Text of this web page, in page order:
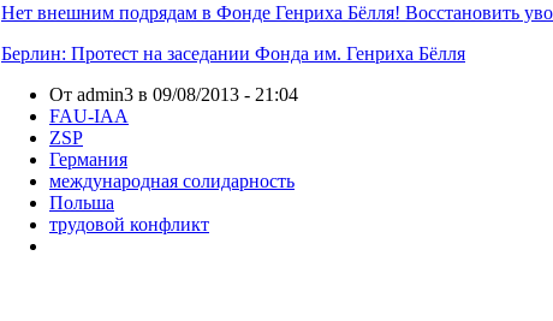
Нет внешним подрядам в Фонде Генриха Бёлля! Восстановить
Берлин: Протест на заседании Фонда им. Генриха Бёлля
От admin3 в 09/08/2013 - 21:04
FAU-IAA
ZSP
Германия
международная солидарность
Польша
трудовой конфликт